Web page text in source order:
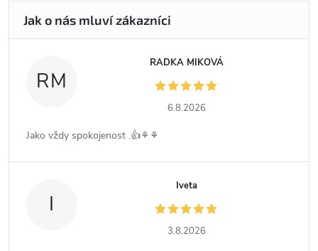
RM
RADKA MIKOVÁ
6.8.2026
Jako vždy spokojenost .👍⚘️⚘️
I
Iveta
3.8.2026